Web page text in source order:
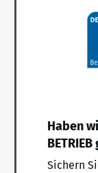
Haben
Sichern